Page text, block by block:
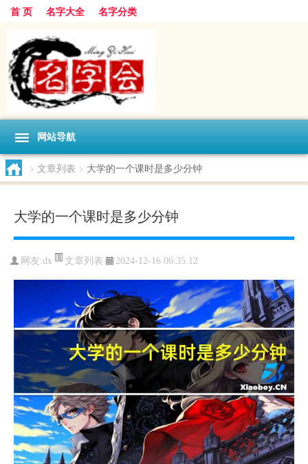
首 页 名字大全 名字分类
网站导航
> 文章列表 > 大学的一个课时是多少分钟
大学的一个课时是多少分钟
网友:dx 文章列表 2024-12-16 06:35:12